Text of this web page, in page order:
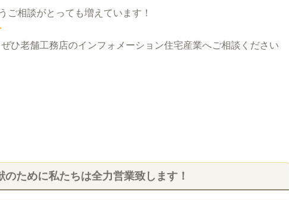
ご相談がとっても増えています！
ひ老舗工務店のインフォメーション住宅産業へご相談ください
ために私たちは全力営業致します！